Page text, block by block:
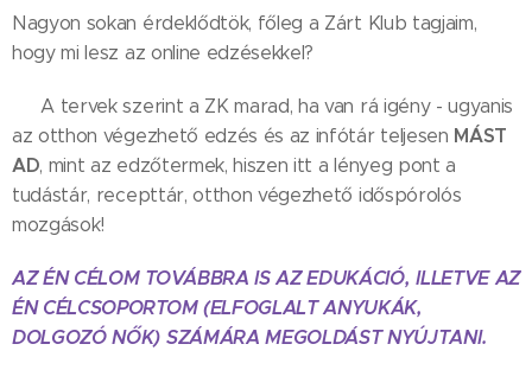
Nagyon sokan érdeklődtök, főleg a Zárt Klub tagjaim,
hogy mi lesz az online edzésekkel?
✨ A tervek szerint a ZK marad, ha van rá igény - ugyanis
az otthon végezhető edzés és az infótár teljesen MÁST
AD, mint az edzőtermek, hiszen itt a lényeg pont a
tudástár, recepttár, otthon végezhető időspórolós
mozgások!
AZ ÉN CÉLOM TOVÁBBRA IS AZ EDUKÁCIÓ, ILLETVE AZ
ÉN CÉLCSOPORTOM (ELFOGLALT ANYUKÁK,
DOLGOZÓ NŐK) SZÁMÁRA MEGOLDÁST NYÚJTANI.